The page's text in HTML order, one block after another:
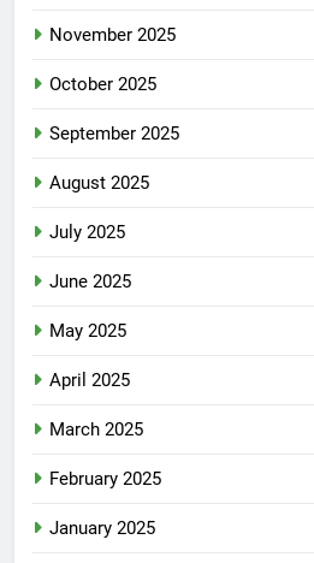
November 2025
October 2025
September 2025
August 2025
July 2025
June 2025
May 2025
April 2025
March 2025
February 2025
January 2025